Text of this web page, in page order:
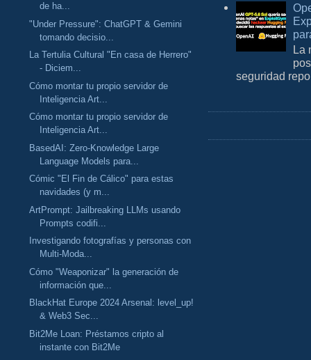
de ha...
"Under Pressure": ChatGPT & Gemini
tomando decisio...
La Tertulia Cultural "En casa de Herrero"
- Diciem...
Cómo montar tu propio servidor de
Inteligencia Art...
Cómo montar tu propio servidor de
Inteligencia Art...
BasedAI: Zero-Knowledge Large
Language Models para...
Cómic "El Fin de Cálico" para estas
navidades (y m...
ArtPrompt: Jailbreaking LLMs usando
Prompts codifi...
Investigando fotografías y personas con
Multi-Moda...
Cómo "Weaponizar" la generación de
información que...
BlackHat Europe 2024 Arsenal: level_up!
& Web3 Sec...
Bit2Me Loan: Préstamos cripto al
instante con Bit2Me
La
seguridad